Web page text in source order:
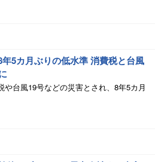
年5カ月ぶりの低水準 消費税と台風
や台風19号などの災害とされ、8年5カ月